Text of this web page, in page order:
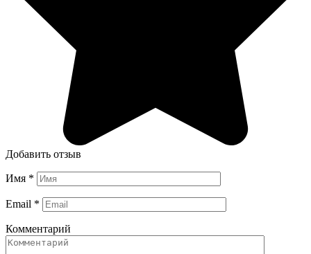
Добавить отзыв
Имя *
Email *
Комментарий